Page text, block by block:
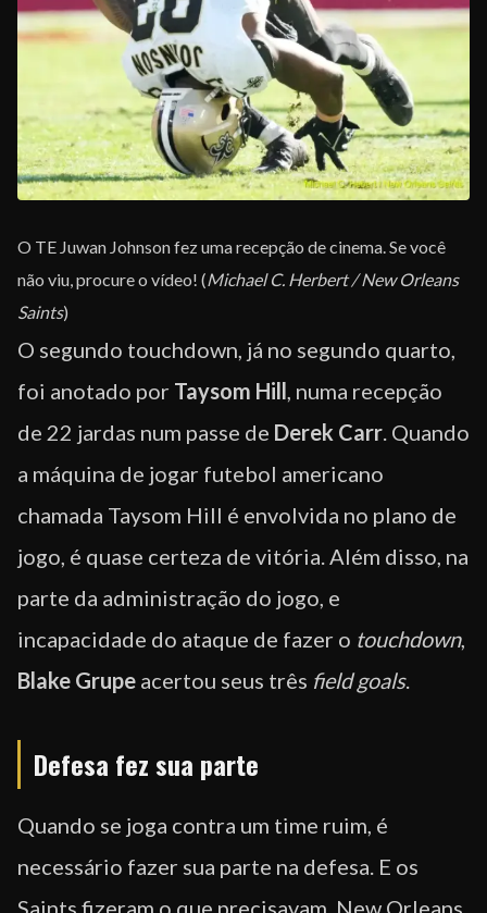
O TE Juwan Johnson fez uma recepção de cinema. Se você
não viu, procure o vídeo! (Michael C. Herbert / New Orleans
Saints)
O segundo touchdown, já no segundo quarto,
foi anotado por Taysom Hill, numa recepção
de 22 jardas num passe de Derek Carr. Quando
a máquina de jogar futebol americano
chamada Taysom Hill é envolvida no plano de
jogo, é quase certeza de vitória. Além disso, na
parte da administração do jogo, e
incapacidade do ataque de fazer o touchdown,
Blake Grupe acertou seus três field goals.
Defesa fez sua parte
Quando se joga contra um time ruim, é
necessário fazer sua parte na defesa. E os
Saints fizeram o que precisavam. New Orleans